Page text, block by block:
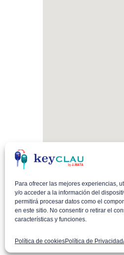
Para ofrecer las mejores experiencias,
y/o acceder a la información del
permitirá procesar datos como el
en este sitio. No consentir o retirar el
características y funciones.
Política de cookiesPolítica de Privacidad